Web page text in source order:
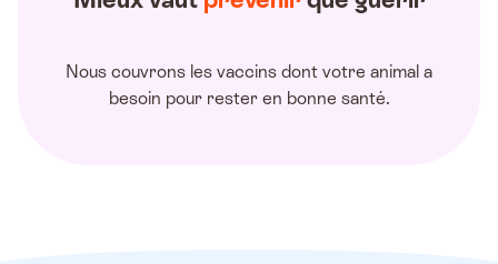
Nous couvrons les vaccins dont votre animal a
besoin pour rester en bonne santé.